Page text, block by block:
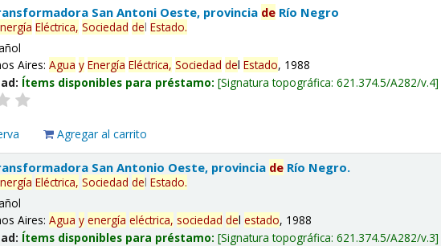
San Antoni Oeste, provincia de Río Negro
Eléctrica, Sociedad delEstado.
Aires:Agua y Energía Eléctrica, Sociedad delEstado, 1988
Ítems disponibles para préstamo: Signatura topográfica:621.374.5/A282/v.4
Agregar al carrito
San Antonio Oeste, provincia de Río Negro.
Eléctrica, Sociedad delEstado.
Aires:Agua y energía eléctrica, sociedad delestado, 1988
Ítems disponibles para préstamo: Signatura topográfica:621.374.5/A282/v.3